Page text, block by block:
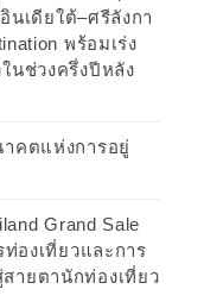
นเดียใต้–ศรีลังกา
พร้อมเร่ง
นช่วงครึ่งปีหลัง
คตแห่งการอยู่
Grand Sale
องเที่ยวและการ
ายตานักท่องเที่ยว